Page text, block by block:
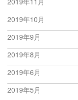
2019年10月
2019年9月
2019年8月
2019年6月
2019年5月